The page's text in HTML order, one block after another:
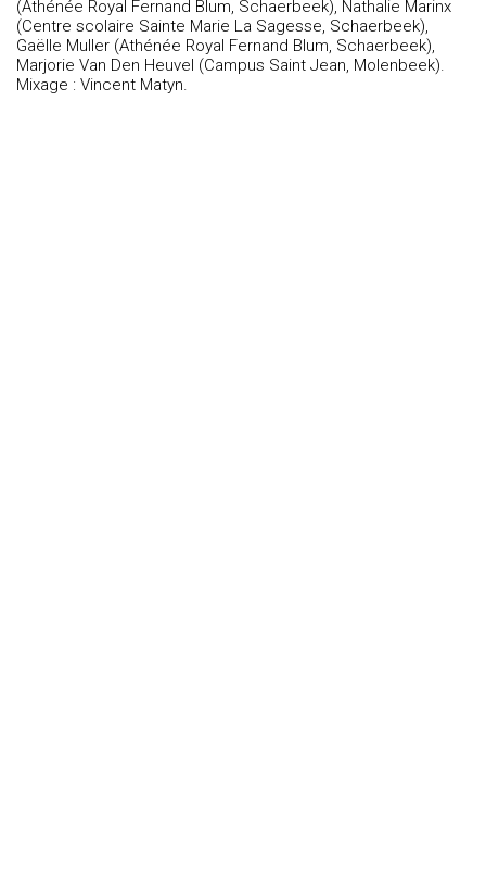
(Athénée Royal Fernand Blum, Schaerbeek), Nathalie Marinx
(Centre scolaire Sainte Marie La Sagesse, Schaerbeek),
Gaëlle Muller (Athénée Royal Fernand Blum, Schaerbeek),
Marjorie Van Den Heuvel (Campus Saint Jean, Molenbeek).
Mixage : Vincent Matyn.